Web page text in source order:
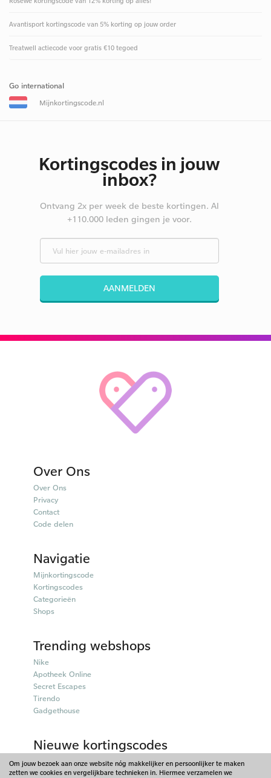
Avantisport kortingscode van 5% korting op jouw order
Treatwell actiecode voor gratis €10 tegoed
Go international
Mijnkortingscode.nl
Kortingscodes in jouw
inbox?
Ontvang 2x per week de beste kortingen. Al
+110.000 leden gingen je voor.
AANMELDEN
Over Ons
Over Ons
Privacy
Contact
Code delen
Navigatie
Mijnkortingscode
Kortingscodes
Categorieën
Shops
Trending webshops
Nike
Apotheek Online
Secret Escapes
Tirendo
Gadgethouse
Nieuwe kortingscodes
Parfumado kortingscodes
Fitpen kortingscodes
Om jouw bezoek aan onze website nóg makkelijker en persoonlijker te maken
zetten we cookies en vergelijkbare technieken in. Hiermee verzamelen we